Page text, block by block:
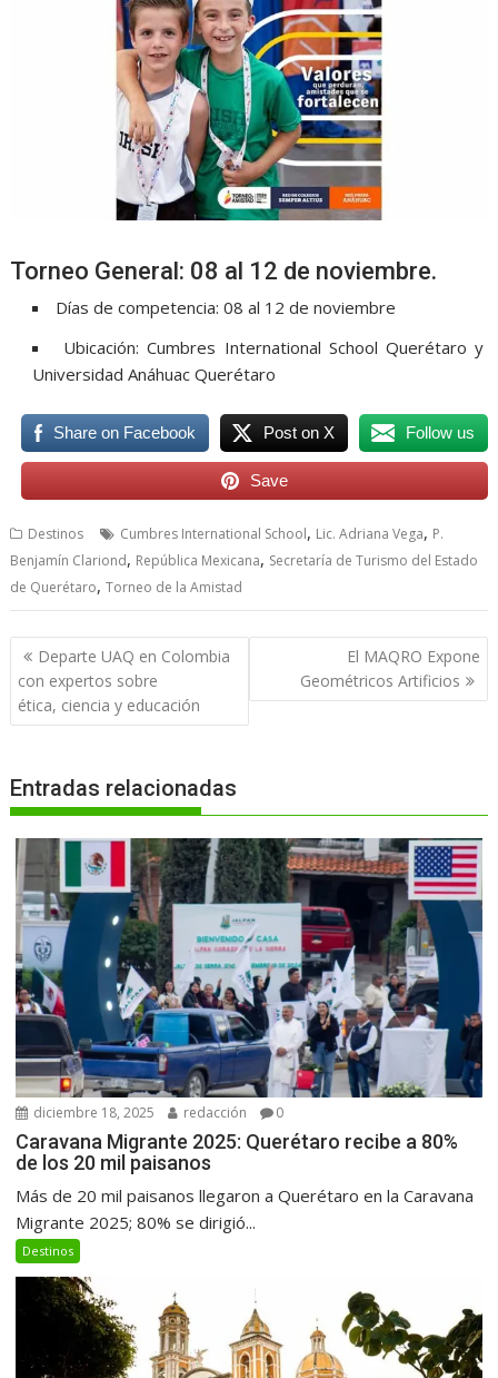
Torneo General: 08 al 12 de noviembre.
Días de competencia: 08 al 12 de noviembre
Ubicación: Cumbres International School Querétaro y
Universidad Anáhuac Querétaro
Share on Facebook Post on X Follow us
Save
Destinos Cumbres International School, Lic. Adriana Vega, P.
Benjamín Clariond, República Mexicana, Secretaría de Turismo del Estado
de Querétaro,Torneo de la Amistad
Navegación
de
entradas
Departe UAQ en Colombia
con expertos sobre
ética, ciencia y educación
El MAQRO Expone
Geométricos Artificios
Entradas relacionadas
diciembre 18, 2025 redacción 0
Caravana Migrante 2025: Querétaro recibe a 80%
de los 20 mil paisanos
Más de 20 mil paisanos llegaron a Querétaro en la Caravana
Migrante 2025; 80% se dirigió...
Destinos